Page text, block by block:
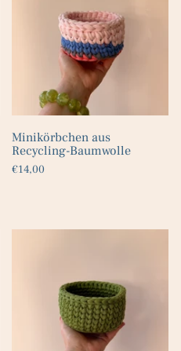
Minikörbchen aus
Recycling-Baumwolle
€14,00